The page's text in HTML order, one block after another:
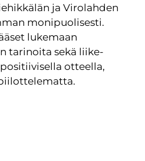
ja Virolahden
monipuolisesti.
lukemaan
tarinoita sekä liike-
otteella,